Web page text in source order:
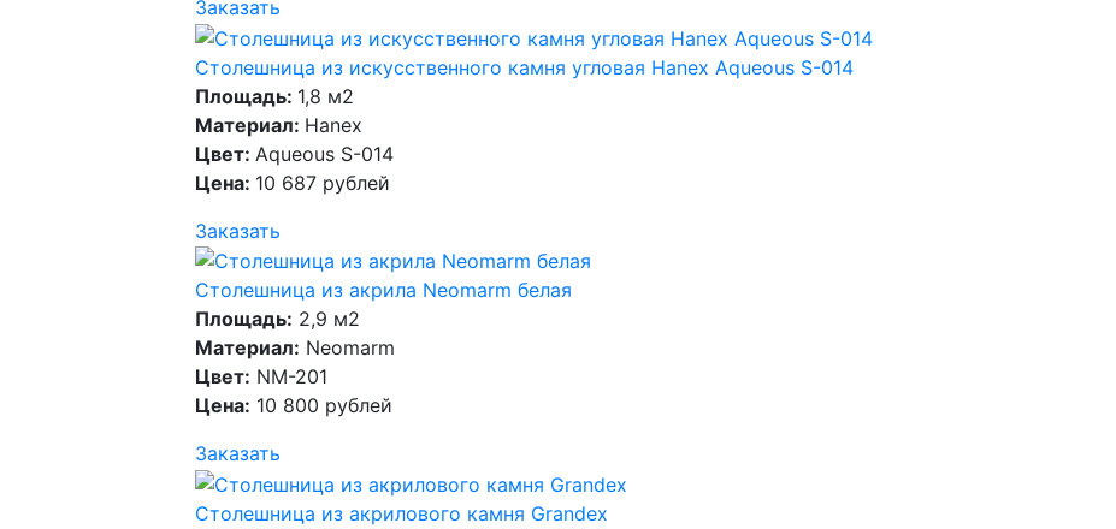
Заказать
Столешница из искусственного камня угловая Hanex Aqueous S-014
Площадь: 1,8 м2
Материал: Hanex
Цвет: Aqueous S-014
Цена: 10 687 рублей
Заказать
Столешница из акрила Neomarm белая
Площадь: 2,9 м2
Материал: Neomarm
Цвет: NM-201
Цена: 10 800 рублей
Заказать
Столешница из акрилового камня Grandex